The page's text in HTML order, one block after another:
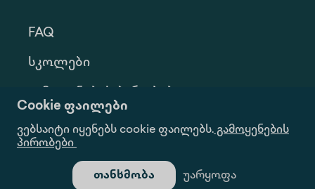
Cookie ფაილები
ვებსაიტი იყენებს cookie ფაილებს.გამოყენების
პირობები
უარყოფა
თანხმობა
FAQ
Სკოლები
Კონფ. Პოლიტიკა
Ინფორმაციის Მოთხოვნა
Გალერეა